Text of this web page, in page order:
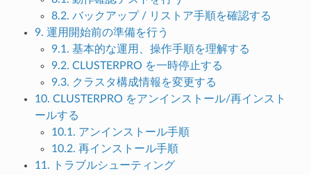
8.2. バックアップ / リストア手順を確認する
9. 運用開始前の準備を行う
9.1. 基本的な運用、操作手順を理解する
9.2. CLUSTERPRO を一時停止する
9.3. クラスタ構成情報を変更する
10. CLUSTERPRO をアンインストール/再インスト
ールする
10.1. アンインストール手順
10.2. 再インストール手順
11. トラブルシューティング